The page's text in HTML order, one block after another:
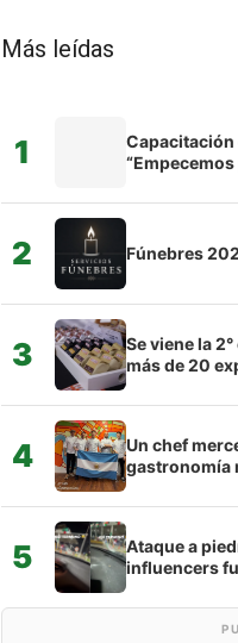
Más leídas
1
Capacitación
“Empecemos
2 Fúnebres
3
Se viene la
más de 20
4
Un chef
gastronomía
5
Ataque a
influencers